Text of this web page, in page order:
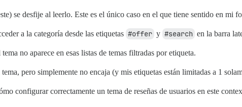
se desfije al leerlo. Este es el único caso en el que tiene sentido en mi
a la categoría desde las etiquetas #offer y #search en la barra
no aparece en esas listas de temas filtradas por etiqueta.
pero simplemente no encaja (y mis etiquetas están limitadas a 1
configurar correctamente un tema de reseñas de usuarios en este